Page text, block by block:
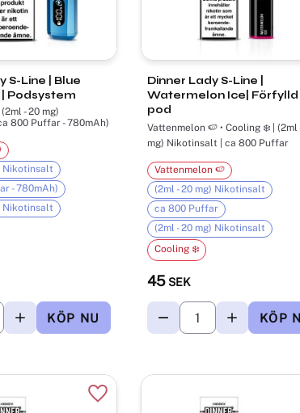
S-Line | Blue
Podsystem
- 20 mg)
800 Puffar - 780mAh)
Nikotinsalt
- 780mAh)
Nikotinsalt
Dinner Lady S-Line |
Watermelon Ice| Förfylld
pod
Vattenmelon 🍉 • Cooling ❄️ | (2ml
mg) Nikotinsalt | ca 800 Puffar
45 SEK
Vattenmelon 🍉
(2ml - 20 mg) Nikotinsalt
ca 800 Puffar
(2ml - 20 mg) Nikotinsalt
Cooling ❄️
Lägg till i favoriter